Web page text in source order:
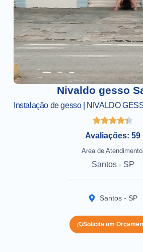
Nivaldo gesso
Instalação de gesso | NIVALDO
Avaliações: 59
Area de
Santos - SP
Santos - SP
Solicite um